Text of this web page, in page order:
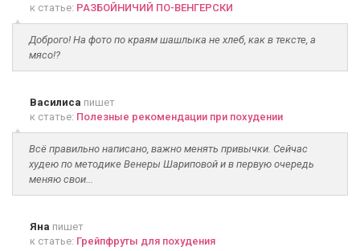
к статье: РАЗБОЙНИЧИЙ ПО-ВЕНГЕРСКИ
Доброго! На фото по краям шашлыка не хлеб, как в тексте, а
мясо!?
Василиса пишет
к статье: Полезные рекомендации при похудении
Всё правильно написано, важно менять привычки. Сейчас
худею по методике Венеры Шариповой и в первую очередь
меняю свои...
Яна пишет
к статье: Грейпфруты для похудения